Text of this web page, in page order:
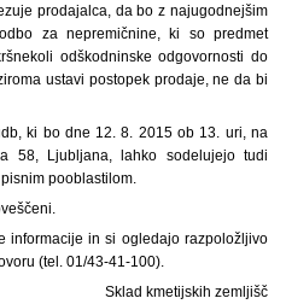
prodajalca, da bo z najugodnejšim
za nepremičnine, ki so predmet
odškodninske odgovornosti do
ustavi postopek prodaje, ne da bi
ki bo dne 12. 8. 2015 ob 13. uri, na
58, Ljubljana, lahko sodelujejo tudi
pooblastilom.
informacije in si ogledajo razpoložljivo
(tel. 01/43-41-100).
Sklad kmetijskih zemljišč